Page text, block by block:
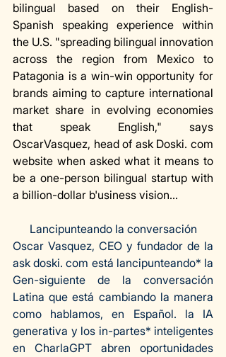
bilingual based on their English-
Spanish speaking experience within
the U.S. "spreading bilingual innovation
across the region from Mexico to
Patagonia is a win-win opportunity for
brands aiming to capture international
market share in evolving economies
that speak English," says
OscarVasquez, head of ask Doski. com
website when asked what it means to
be a one-person bilingual startup with
a billion-dollar b'usiness vision...
Lancipunteando la conversación
Oscar Vasquez, CEO y fundador de la
ask doski. com está lancipunteando* la
Gen-siguiente de la conversación
Latina que está cambiando la manera
como hablamos, en Español. la IA
generativa y los in-partes* inteligentes
en CharlaGPT abren oportunidades